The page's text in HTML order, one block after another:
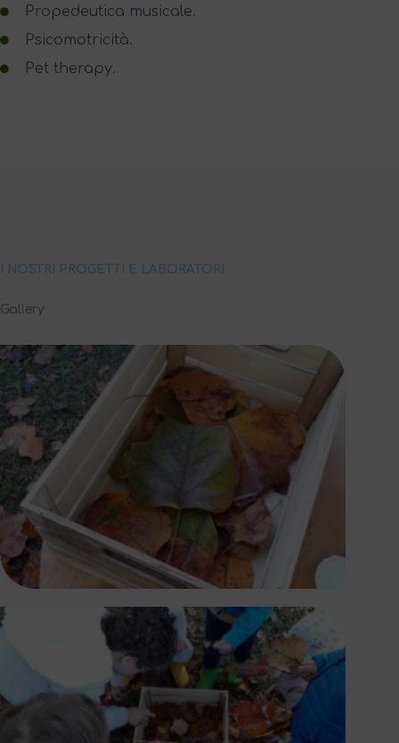
Propedeutica musicale.
Psicomotricità.
Pet therapy.
I NOSTRI PROGETTI E LABORATORI
Gallery